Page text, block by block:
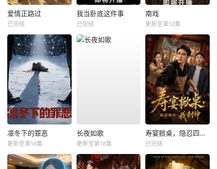
爱情正路过
已完结
我当卧底这件事
已完结
南戏
更新至第12集
凛冬下的罪恶
更新至第16集
长夜如歌
更新至第18集
寿宴掀桌，隐忍四年我封神
已完结